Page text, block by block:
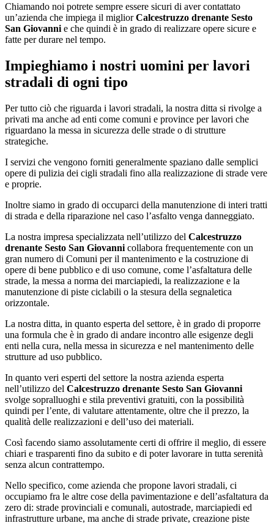
Chiamando noi potrete sempre essere sicuri di aver contattato
un’azienda che impiega il migliorCalcestruzzo drenante Sesto
San Giovanni e che quindi è in grado di realizzare opere sicure e
fatte per durare nel tempo.
Impieghiamo i nostri uomini per lavori
stradali di ogni tipo
Per tutto ciò che riguarda i lavori stradali, la nostra ditta si rivolge a
privati ma anche ad enti come comuni e province per lavori che
riguardano la messa in sicurezza delle strade o di strutture
strategiche.
I servizi che vengono forniti generalmente spaziano dalle semplici
opere di pulizia dei cigli stradali fino alla realizzazione di strade vere
e proprie.
Inoltre siamo in grado di occuparci della manutenzione di interi tratti
di strada e della riparazione nel caso l’asfalto venga danneggiato.
La nostra impresa specializzata nell’utilizzo del Calcestruzzo
drenante Sesto San Giovanni collabora frequentemente con un
gran numero di Comuni per il mantenimento e la costruzione di
opere di bene pubblico e di uso comune, come l’asfaltatura delle
strade, la messa a norma dei marciapiedi, la realizzazione e la
manutenzione di piste ciclabili o la stesura della segnaletica
orizzontale.
La nostra ditta, in quanto esperta del settore, è in grado di proporre
una formula che è in grado di andare incontro alle esigenze degli
enti nella cura, nella messa in sicurezza e nel mantenimento delle
strutture ad uso pubblico.
In quanto veri esperti del settore la nostra azienda esperta
nell’utilizzo del Calcestruzzo drenante Sesto San Giovanni
svolge sopralluoghi e stila preventivi gratuiti, con la possibilità
quindi per l’ente, di valutare attentamente, oltre che il prezzo, la
qualità delle realizzazioni e dell’uso dei materiali.
Così facendo siamo assolutamente certi di offrire il meglio, di essere
chiari e trasparenti fino da subito e di poter lavorare in tutta serenità
senza alcun contrattempo.
Nello specifico, come azienda che propone lavori stradali, ci
occupiamo fra le altre cose della pavimentazione e dell’asfaltatura da
zero di: strade provinciali e comunali, autostrade, marciapiedi ed
infrastrutture urbane, ma anche di strade private, creazione piste